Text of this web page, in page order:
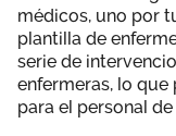
médicos, uno por
plantilla de
serie de
enfermeras, lo
para el personal